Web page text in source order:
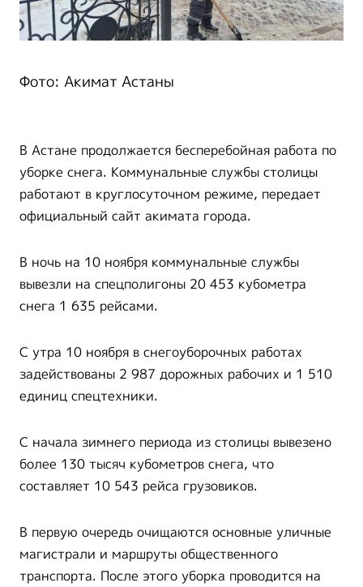
Фото: Акимат Астаны
В Астане продолжается бесперебойная работа по
уборке снега. Коммунальные службы столицы
работают в круглосуточном режиме, передает
официальный сайт акимата города.
В ночь на 10 ноября коммунальные службы
вывезли на спецполигоны 20 453 кубометра
снега 1 635 рейсами.
С утра 10 ноября в снегоуборочных работах
задействованы 2 987 дорожных рабочих и 1 510
единиц спецтехники.
С начала зимнего периода из столицы вывезено
более 130 тысяч кубометров снега, что
составляет 10 543 рейса грузовиков.
В первую очередь очищаются основные уличные
магистрали и маршруты общественного
транспорта. После этого уборка проводится на